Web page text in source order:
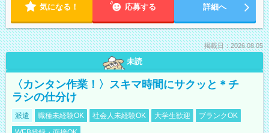
気になる！ 応募する 詳細へ
掲載日：2026.08.05
未読
〈カンタン作業！〉スキマ時間にサクッと＊チ
ラシの仕分け
派遣 職種未経験OK 社会人未経験OK 大学生歓迎
ブランクOK